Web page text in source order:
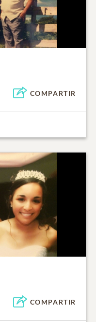
COMPARTIR
COMPARTIR